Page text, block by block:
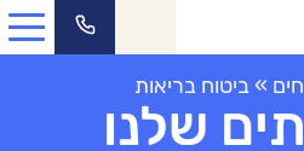
»ביטוח בריאות
שלנו